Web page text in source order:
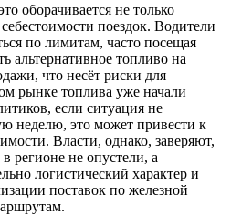
оборачивается не только
поездок. Водители
по лимитам, часто посещая
альтернативное топливо на
что несёт риски для
рынке топлива уже начали
если ситуация не
неделю, это может привести к
Власти, однако, заверяют,
регионе не опустели, а
логистический характер и
поставок по железной